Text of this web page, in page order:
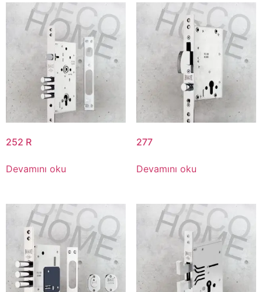
252 R
Devamını oku
277
Devamını oku